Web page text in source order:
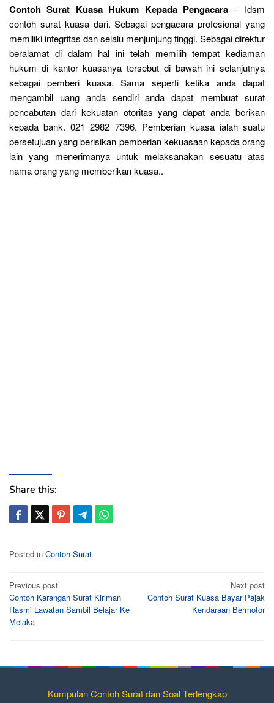
Contoh Surat Kuasa Hukum Kepada Pengacara – Idsm
contoh surat kuasa dari. Sebagai pengacara profesional yang
memiliki integritas dan selalu menjunjung tinggi. Sebagai direktur
beralamat di dalam hal ini telah memilih tempat kediaman
hukum di kantor kuasanya tersebut di bawah ini selanjutnya
sebagai pemberi kuasa. Sama seperti ketika anda dapat
mengambil uang anda sendiri anda dapat membuat surat
pencabutan dari kekuatan otoritas yang dapat anda berikan
kepada bank. 021 2982 7396. Pemberian kuasa ialah suatu
persetujuan yang berisikan pemberian kekuasaan kepada orang
lain yang menerimanya untuk melaksanakan sesuatu atas
nama orang yang memberikan kuasa..
Share this:
Posted in Contoh Surat
Post
navigation
Previous post
Contoh Karangan Surat Kiriman
Rasmi Lawatan Sambil Belajar Ke
Melaka
Next post
Contoh Surat Kuasa Bayar Pajak
Kendaraan Bermotor
Kumpulan Contoh Surat dan Soal Terlengkap